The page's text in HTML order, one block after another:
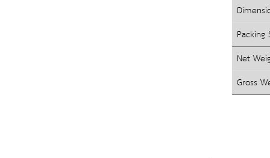
Packing
Net
Gross